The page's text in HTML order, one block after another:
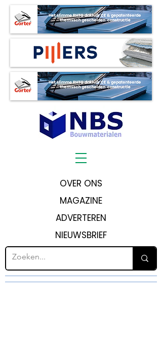
OVER ONS
MAGAZINE
ADVERTEREN
NIEUWSBRIEF